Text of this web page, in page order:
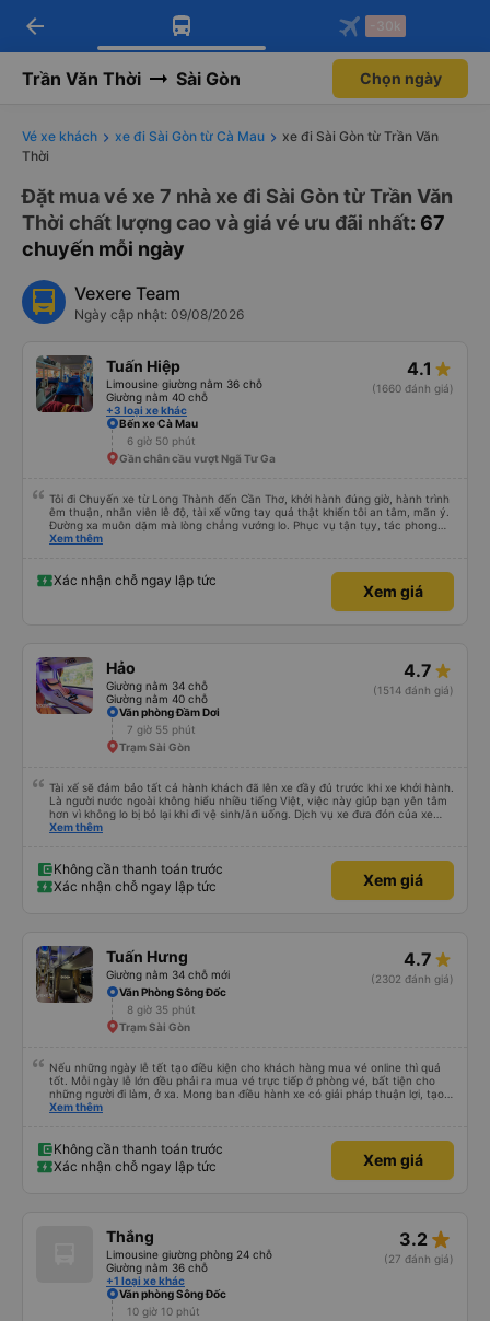
Tải app Vexere ngay!
Nhận ưu đãi thành viên độc
Mở app
Tải app Vexere
-30k/ghế khi đặt vé máy bay qua
Mở app
arrow_back -30k
Trần Văn Thời Sài Gòn Chọn ngày
Vé xe khách xe đi Sài Gòn từ Cà Mau
xe đi Sài Gòn từ Trần Văn
Thời
Đặt mua vé xe 7 nhà xe đi Sài Gòn từ Trần Văn
Thời chất lượng cao và giá vé ưu đãi nhất: 67
chuyến mỗi ngày
Vexere Team
Ngày cập nhật: 09/08/2026
Tuấn Hiệp
Limousine giường nằm 36 chỗ
Giường nằm 40 chỗ
+3 loại xe khác
4.1
(1660 đánh giá)
Bến xe Cà Mau
6 giờ 50 phút
Gần chân cầu vượt Ngã Tư Ga
Tôi đi Chuyến xe từ Long Thành đến Cần Thơ, khởi hành đúng giờ, hành trình
êm thuận, nhân viên lễ độ, tài xế vững tay quả thật khiến tôi an tâm, mãn ý.
Đường xa muôn dặm mà lòng chẳng vướng lo. Phục vụ tận tụy, tác phong
nghiêm cẩn, hiếm thấy giữa thời buổi kim tiền vội vã. Xã hội loạn đạo. Xin gửi
Xem thêm
Xác nhận chỗ ngay lập tức
Xem giá
Hảo
Giường nằm 34 chỗ
Giường nằm 40 chỗ
4.7
(1514 đánh giá)
Văn phòng Đầm Dơi
7 giờ 55 phút
Trạm Sài Gòn
Tài xế sẽ đảm bảo tất cả hành khách đã lên xe đầy đủ trước khi xe khởi hành.
Là người nước ngoài không hiểu nhiều tiếng Việt, việc này giúp bạn yên tâm
hơn vì không lo bị bỏ lại khi đi vệ sinh/ăn uống. Dịch vụ xe đưa đón của xe
buýt Hảo cũng là một điểm cộng, đưa bạn từ bến xe đến chỗ ở MIỄN PHÍ!
Xem thêm
Không cần thanh toán trước
Xác nhận chỗ ngay lập tức
Xem giá
Tuấn Hưng
Giường nằm 34 chỗ mới
4.7
(2302 đánh giá)
Văn Phòng Sông Đốc
8 giờ 35 phút
Trạm Sài Gòn
Nếu những ngày lễ tết tạo điều kiện cho khách hàng mua vé online thì quá
tốt. Mỗi ngày lễ lớn đều phải ra mua vé trực tiếp ở phòng vé, bất tiện cho
những người đi làm, ở xa. Mong ban điều hành xe có giải pháp thuận lợi, tạo
điều kiện cho khách hàng mua vé online (chuyển khoản khi mua vé). Kính
Xem thêm
Không cần thanh toán trước
Xác nhận chỗ ngay lập tức
Xem giá
Thắng
Limousine giường phòng 24 chỗ
Giường nằm 36 chỗ
+1 loại xe khác
3.2 star_rate
(27 đánh giá)
Văn phòng Sông Đốc
10 giờ 10 phút